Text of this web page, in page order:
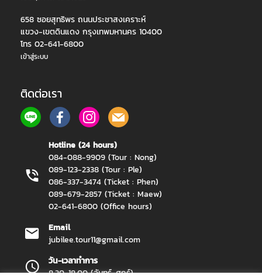
658 ซอยสุทธิพร ถนนประชาสงเคราะห์
แขวง-เขตดินแดง กรุงเทพมหานคร 10400
โทร 02-641-6800
เข้าสู่ระบบ
ติดต่อเรา
Hotline (24 hours)
084-088-9909 (Tour : Nong)
089-123-2338 (Tour : Ple)
086-337-3474 (Ticket : Phen)
089-679-2857 (Ticket : Maew)
02-641-6800 (Office hours)
Email
jubilee.tour11@gmail.com
วัน-เวลาทำการ
8.30-18.00 (จันทร์-ศุกร์)